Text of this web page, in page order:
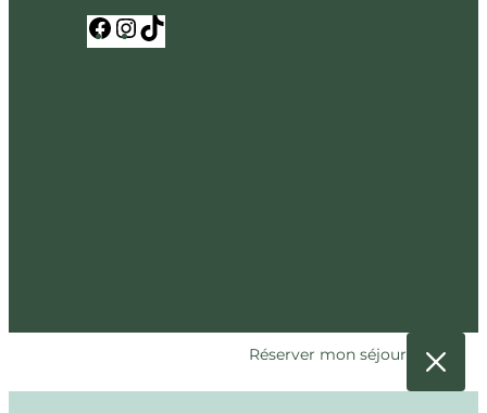
Facebook
Instagram
Réserver mon séjour